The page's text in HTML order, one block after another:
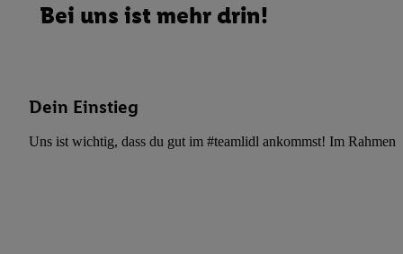
Bei uns ist mehr drin!
Dein Einstieg
Uns ist wichtig, dass du gut im #teamlidl ankommst! Im Rahmen